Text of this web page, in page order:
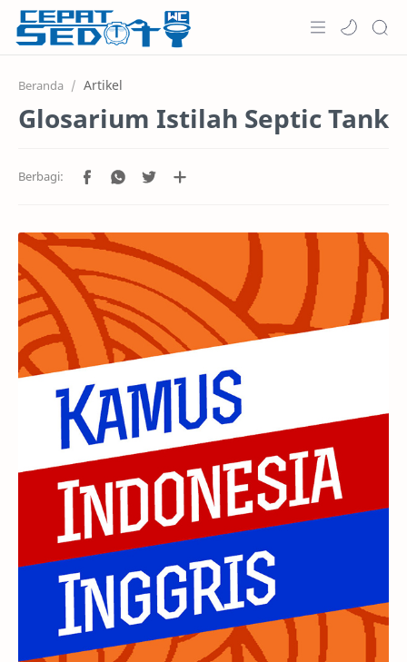
Informasi
Testimoni
Beranda Artikel
Glosarium Istilah Septic Tank